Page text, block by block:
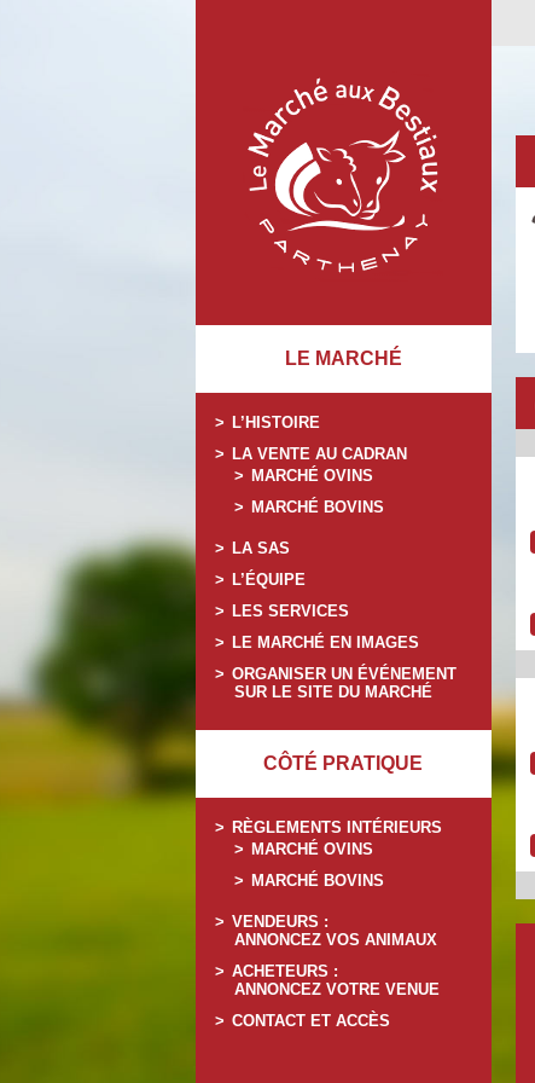
LE MARCHÉ
L’HISTOIRE
LA VENTE AU CADRAN
MARCHÉ OVINS
MARCHÉ BOVINS
LA SAS
L’ÉQUIPE
LES SERVICES
LE MARCHÉ EN IMAGES
ORGANISER UN ÉVÉNEMENT
SUR LE SITE DU MARCHÉ
CÔTÉ PRATIQUE
RÈGLEMENTS INTÉRIEURS
MARCHÉ OVINS
MARCHÉ BOVINS
VENDEURS :
ANNONCEZ VOS ANIMAUX
ACHETEURS :
ANNONCEZ VOTRE VENUE
CONTACT ET ACCÈS